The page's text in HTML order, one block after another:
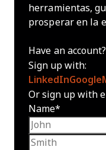
herramientas,
prosperar en la
Have an account?
Sign up with:
LinkedInGoogle
Or sign up with
Name*